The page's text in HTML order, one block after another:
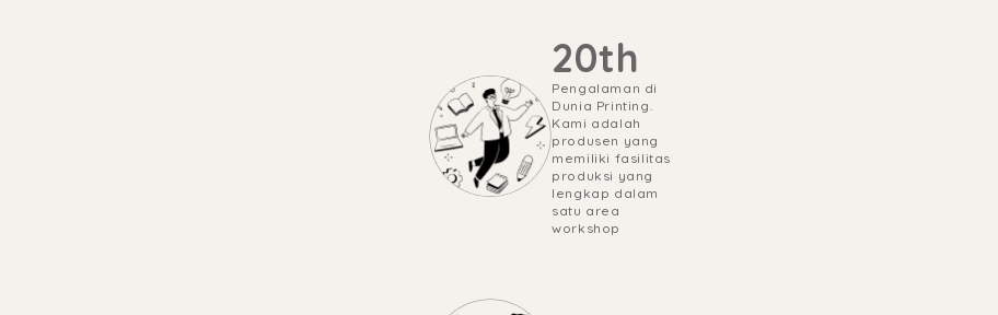
20th
Pengalaman di
Dunia Printing.
Kami adalah
produsen yang
memiliki fasilitas
produksi yang
lengkap dalam
satu area
workshop